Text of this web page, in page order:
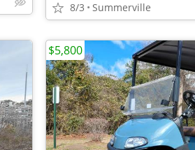
8/3 Summerville
$5,800